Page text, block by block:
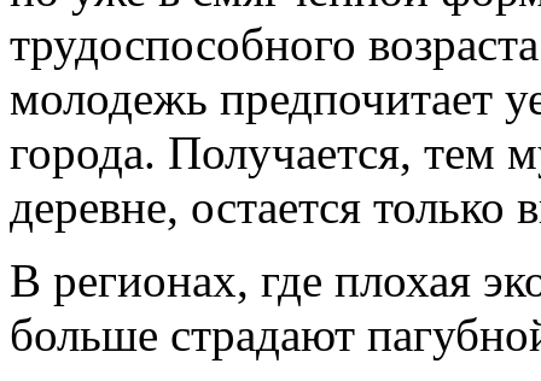
трудоспособного
молодежь предпочитает
города. Получается, тем
деревне, остается только
В регионах, где плохая
больше страдают